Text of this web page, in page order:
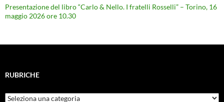
Presentazione del libro “Carlo & Nello. I fratelli Rosselli” – Torino, 16
maggio 2026 ore 10.30
RUBRICHE
Rubriche